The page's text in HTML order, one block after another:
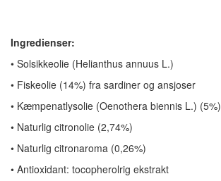
Ingredienser:
• Solsikkeolie (Helianthus annuus L.)
• Fiskeolie (14%) fra sardiner og ansjoser
• Kæmpenatlysolie (Oenothera biennis L.) (5%)
• Naturlig citronolie (2,74%)
• Naturlig citronaroma (0,26%)
• Antioxidant: tocopherolrig ekstrakt